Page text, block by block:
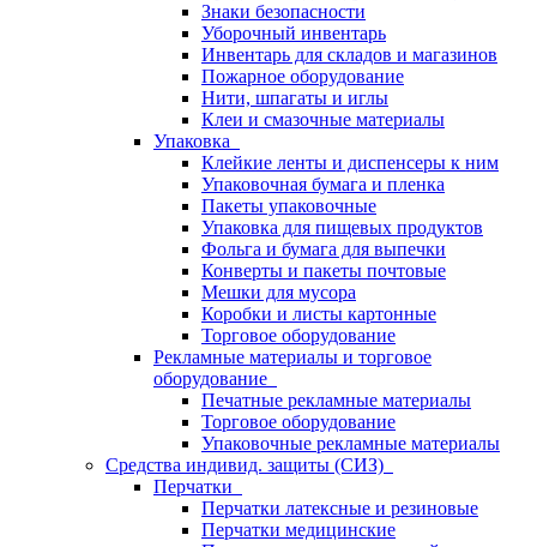
Знаки безопасности
Уборочный инвентарь
Инвентарь для складов и магазинов
Пожарное оборудование
Нити, шпагаты и иглы
Клеи и смазочные материалы
Упаковка
Клейкие ленты и диспенсеры к ним
Упаковочная бумага и пленка
Пакеты упаковочные
Упаковка для пищевых продуктов
Фольга и бумага для выпечки
Конверты и пакеты почтовые
Мешки для мусора
Коробки и листы картонные
Торговое оборудование
Рекламные материалы и торговое
оборудование
Печатные рекламные материалы
Торговое оборудование
Упаковочные рекламные материалы
Средства индивид. защиты (СИЗ)
Перчатки
Перчатки латексные и резиновые
Перчатки медицинские